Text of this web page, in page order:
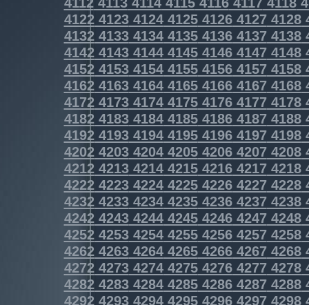
4122412341244125412641274128
4132413341344135413641374138
4142414341444145414641474148
4152415341544155415641574158
4162416341644165416641674168
4172417341744175417641774178
4182418341844185418641874188
4192419341944195419641974198
4202420342044205420642074208
4212421342144215421642174218
4222422342244225422642274228
4232423342344235423642374238
4242424342444245424642474248
4252425342544255425642574258
4262426342644265426642674268
4272427342744275427642774278
4282428342844285428642874288
4292429342944295429642974298